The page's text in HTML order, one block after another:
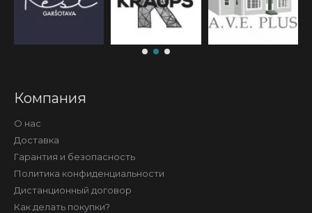
Компания
О нас
Доставка
Гарантия и безопасность
Политика конфиденциальности
Дистанционный договор
Как делать покупки?